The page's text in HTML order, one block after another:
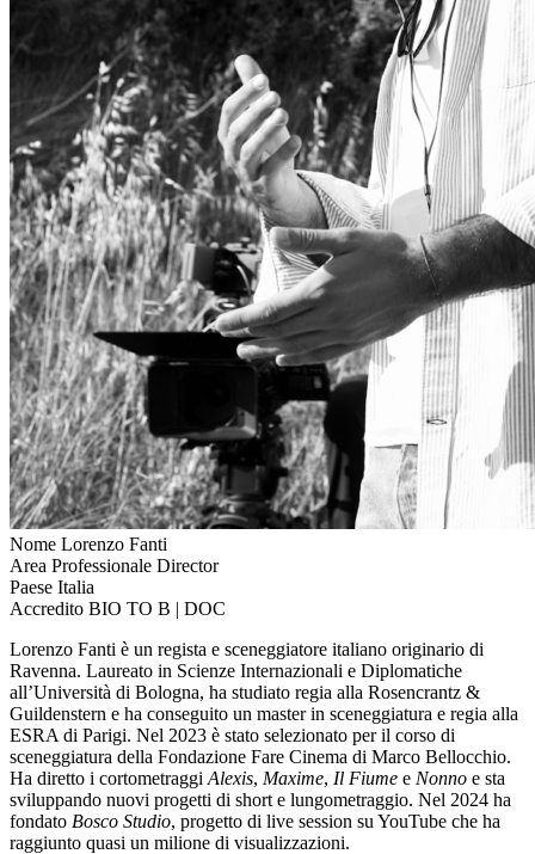
Nome Lorenzo Fanti
Area Professionale Director
Paese Italia
Accredito BIO TO B | DOC
Lorenzo Fanti è un regista e sceneggiatore italiano originario di
Ravenna. Laureato in Scienze Internazionali e Diplomatiche
all’Università di Bologna, ha studiato regia alla Rosencrantz &
Guildenstern e ha conseguito un master in sceneggiatura e regia alla
ESRA di Parigi. Nel 2023 è stato selezionato per il corso di
sceneggiatura della Fondazione Fare Cinema di Marco Bellocchio.
Ha diretto i cortometraggi Alexis, Maxime, Il Fiume e Nonno e sta
sviluppando nuovi progetti di short e lungometraggio. Nel 2024 ha
fondato Bosco Studio, progetto di live session su YouTube che ha
raggiunto quasi un milione di visualizzazioni.